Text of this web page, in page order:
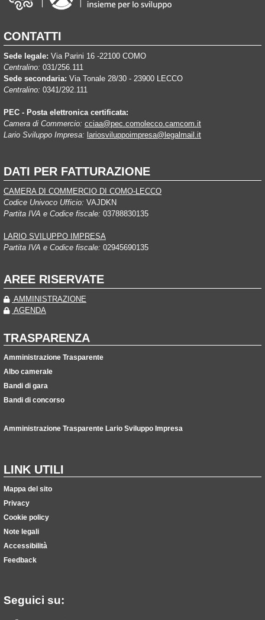
CONTATTI
Sede legale: Via Parini 16 -22100 COMO
Centralino: 031/256.111
Sede secondaria: Via Tonale 28/30 - 23900 LECCO
Centralino: 0341/292.111
PEC - Posta elettronica certificata:
Camera di Commercio: cciaa@pec.comolecco.camcom.it
Lario Sviluppo Impresa: lariosviluppoimpresa@legalmail.it
DATI PER FATTURAZIONE
CAMERA DI COMMERCIO DI COMO-LECCO
Codice Univoco Ufficio: VAJDKN
Partita IVA e Codice fiscale: 03788830135
LARIO SVILUPPO IMPRESA
Partita IVA e Codice fiscale: 02945690135
AREE RISERVATE
AMMINISTRAZIONE
AGENDA
TRASPARENZA
Amministrazione Trasparente
Albo camerale
Bandi di gara
Bandi di concorso
Amministrazione Trasparente Lario Sviluppo Impresa
LINK UTILI
Mappa del sito
Privacy
Cookie policy
Note legali
Accessibilità
Feedback
Seguici su: